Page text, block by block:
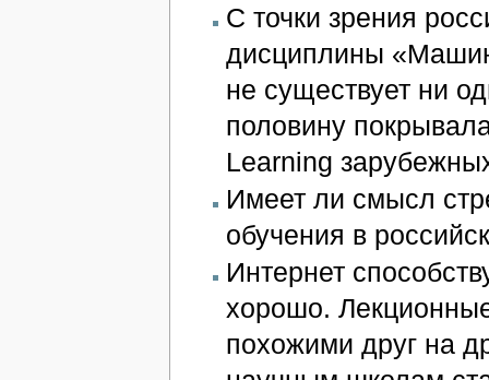
С точки зрения
дисциплины
не существует ни
половину
Learning
Имеет ли смысл
обучения в
Интернет
хорошо.
похожими друг на